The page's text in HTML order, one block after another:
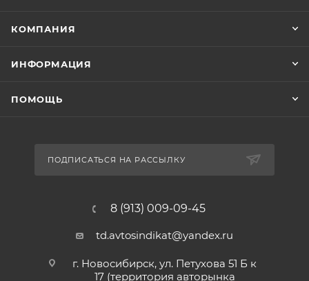
КОМПАНИЯ
ИНФОРМАЦИЯ
ПОМОЩЬ
ПОДПИСАТЬСЯ НА РАССЫЛКУ
8 (913) 009-09-45
td.avtosindikat@yandex.ru
г. Новосибирск, ул. Петухова 51 Б к
17 (территория авторынка